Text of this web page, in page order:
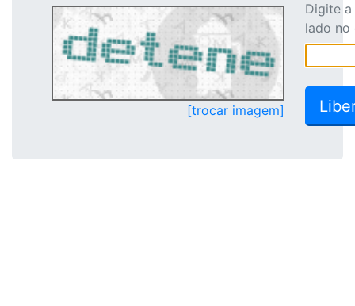
[trocar imagem]
Digite
lado no